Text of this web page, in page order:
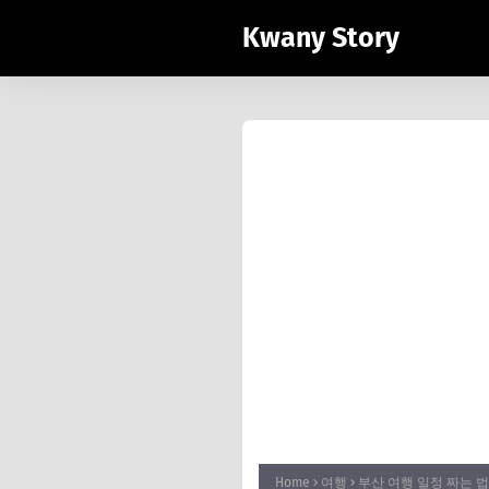
Kwany Story
Home 여행 부산 여행 일정 짜는